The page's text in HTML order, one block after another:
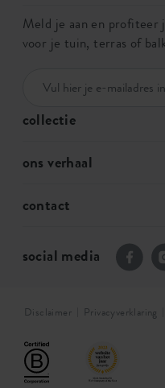
collectie
ons verhaal
contact
Meld je aan en profiteer
voor je tuin, terras of
social media
Disclaimer Privacyverklaring